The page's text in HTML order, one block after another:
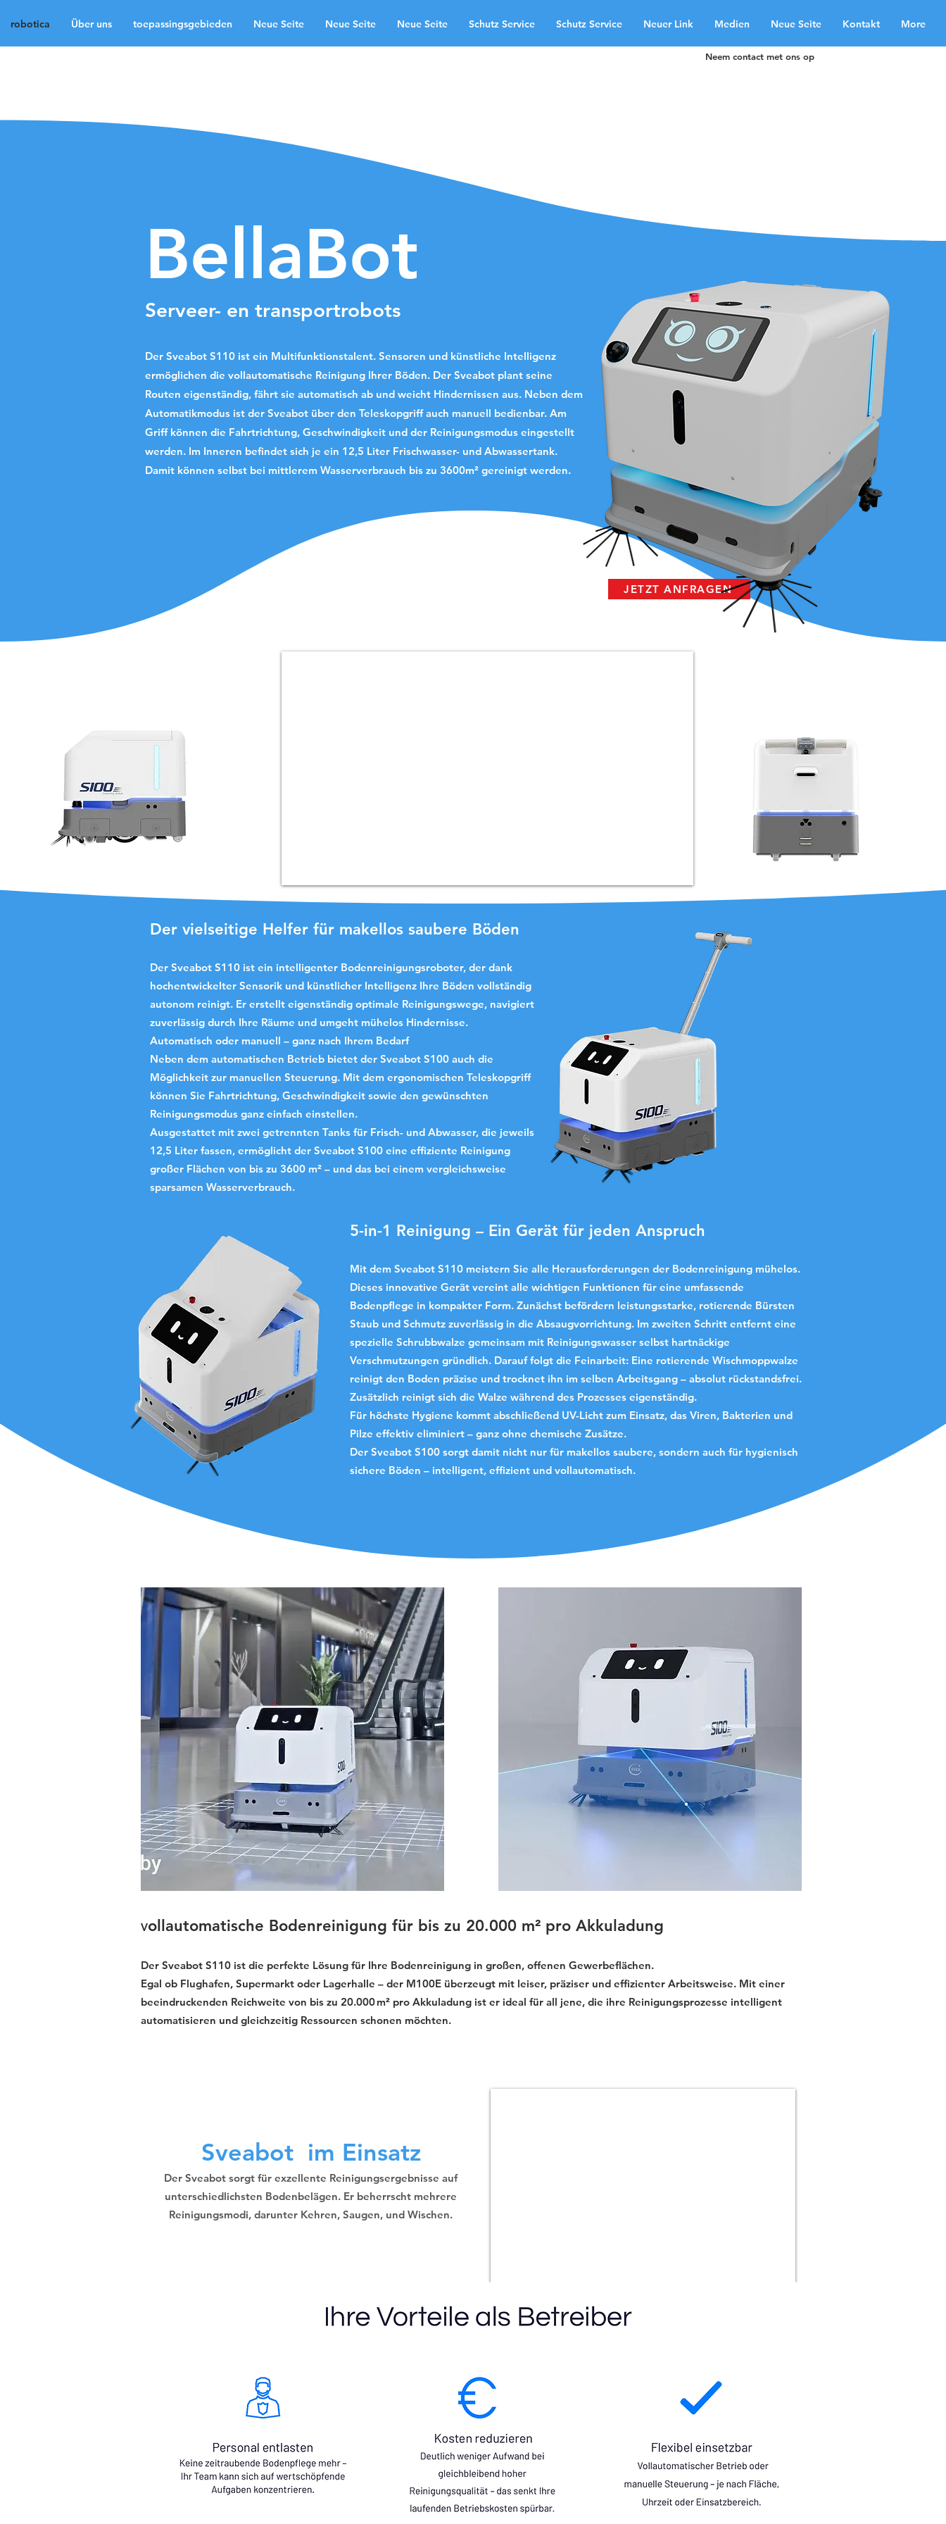
robotica Über uns toepassingsgebieden Neue Seite Neue Seite Neue Seite Schutz Service Schutz Service Neuer Link Medien Neue Seite Kontakt More
Neem contact met ons op
BellaBot
Serveer- en transportrobots
Der Sveabot S110 ist ein Multifunktionstalent. Sensoren und künstliche Intelligenz
ermöglichen die vollautomatische Reinigung Ihrer Böden. Der Sveabot plant seine
Routen eigenständig, fährt sie automatisch ab und weicht Hindernissen aus. Neben dem
Automatikmodus ist der Sveabot über den Teleskopgriff auch manuell bedienbar. Am
Griff können die Fahrtrichtung, Geschwindigkeit und der Reinigungsmodus eingestellt
werden. Im Inneren befindet sich je ein 12,5 Liter Frischwasser- und Abwassertank.
Damit können selbst bei mittlerem Wasserverbrauch bis zu 3600m² gereinigt werden.
JETZT ANFRAGEN
Der vielseitige Helfer für makellos saubere Böden
Der Sveabot S110 ist ein intelligenter Bodenreinigungsroboter, der dank
hochentwickelter Sensorik und künstlicher Intelligenz Ihre Böden vollständig
autonom reinigt. Er erstellt eigenständig optimale Reinigungswege, navigiert
zuverlässig durch Ihre Räume und umgeht mühelos Hindernisse.
Automatisch oder manuell – ganz nach Ihrem Bedarf
Neben dem automatischen Betrieb bietet der Sveabot S100 auch die
Möglichkeit zur manuellen Steuerung. Mit dem ergonomischen Teleskopgriff
können Sie Fahrtrichtung, Geschwindigkeit sowie den gewünschten
Reinigungsmodus ganz einfach einstellen.
Ausgestattet mit zwei getrennten Tanks für Frisch- und Abwasser, die jeweils
12,5 Liter fassen, ermöglicht der Sveabot S100 eine effiziente Reinigung
großer Flächen von bis zu 3600 m² – und das bei einem vergleichsweise
sparsamen Wasserverbrauch.
5-in-1 Reinigung – Ein Gerät für jeden Anspruch
Mit dem Sveabot S110 meistern Sie alle Herausforderungen der Bodenreinigung mühelos.
Dieses innovative Gerät vereint alle wichtigen Funktionen für eine umfassende
Bodenpflege in kompakter Form. Zunächst befördern leistungsstarke, rotierende Bürsten
Staub und Schmutz zuverlässig in die Absaugvorrichtung. Im zweiten Schritt entfernt eine
spezielle Schrubbwalze gemeinsam mit Reinigungswasser selbst hartnäckige
Verschmutzungen gründlich. Darauf folgt die Feinarbeit: Eine rotierende Wischmoppwalze
reinigt den Boden präzise und trocknet ihn im selben Arbeitsgang – absolut rückstandsfrei.
Zusätzlich reinigt sich die Walze während des Prozesses eigenständig.
Für höchste Hygiene kommt abschließend UV-Licht zum Einsatz, das Viren, Bakterien und
Pilze effektiv eliminiert – ganz ohne chemische Zusätze.
Der Sveabot S100 sorgt damit nicht nur für makellos saubere, sondern auch für hygienisch
sichere Böden – intelligent, effizient und vollautomatisch.
Vollautomatische Bodenreinigung für bis zu 20.000 m² pro Akkuladung
Der Sveabot S110 ist die perfekte Lösung für Ihre Bodenreinigung in großen, offenen Gewerbeflächen.
Egal ob Flughafen, Supermarkt oder Lagerhalle – der M100E überzeugt mit leiser, präziser und effizienter Arbeitsweise. Mit einer
beeindruckenden Reichweite von bis zu 20.000 m² pro Akkuladung ist er ideal für all jene, die ihre Reinigungsprozesse intelligent
automatisieren und gleichzeitig Ressourcen schonen möchten.
Sveabot im Einsatz
Der Sveabot sorgt für exzellente Reinigungsergebnisse auf
unterschiedlichsten Bodenbelägen. Er beherrscht mehrere
Reinigungsmodi, darunter Kehren, Saugen, und Wischen.